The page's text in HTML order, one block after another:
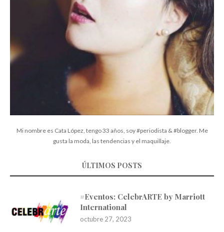
Mi nombre es Cata López, tengo 33 años, soy #periodista & #blogger. Me
gusta la moda, las tendencias y el maquillaje.
ÚLTIMOS POSTS
#Eventos: CelebrARTE by Marriott
International
octubre 27, 2023